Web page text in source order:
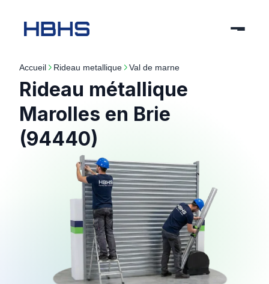
Accueil rideau metallique val de marne
Rideau métallique
Marolles en Brie
(94440)